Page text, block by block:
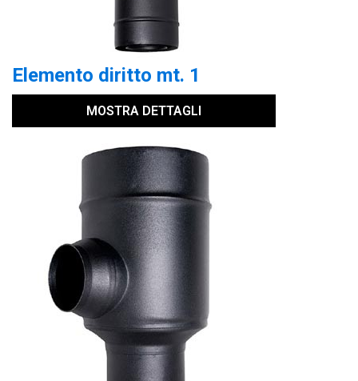
Elemento diritto mt. 1
MOSTRA DETTAGLI